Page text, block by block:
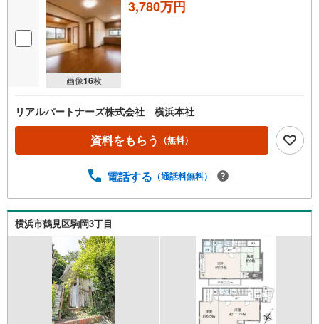
画像16枚
3,780万円
リアルパートナーズ株式会社 横浜本社
資料をもらう （無料）
電話する （通話料無料）
横浜市鶴見区駒岡3丁目